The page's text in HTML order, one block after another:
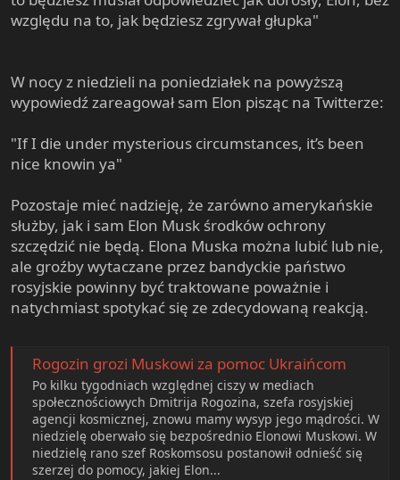
względu na to, jak będziesz zgrywał głupka"
W nocy z niedzieli na poniedziałek na powyższą
wypowiedź zareagował sam Elon pisząc na Twitterze:
"If I die under mysterious circumstances, it’s been
nice knowin ya"
Pozostaje mieć nadzieję, że zarówno amerykańskie
służby, jak i sam Elon Musk środków ochrony
szczędzić nie będą. Elona Muska można lubić lub nie,
ale groźby wytaczane przez bandyckie państwo
rosyjskie powinny być traktowane poważnie i
natychmiast spotykać się ze zdecydowaną reakcją.
Rogozin grozi Muskowi za pomoc Ukraińcom
Po kilku tygodniach względnej ciszy w mediach
społecznościowych Dmitrija Rogozina, szefa rosyjskiej
agencji kosmicznej, znowu mamy wysyp jego mądrości. W
niedzielę oberwało się bezpośrednio Elonowi Muskowi. W
niedzielę rano szef Roskomsosu postanowił odnieść się
szerzej do pomocy, jakiej Elon...